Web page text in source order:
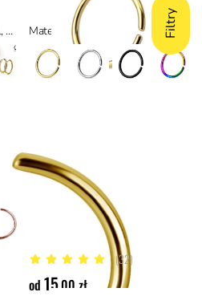
Materiał: stal chirurgiczna 316L, stal Materiał: stal z powłoką PVD, stal
nosa
hipoalergiczne
4.7 z 5 gwiazdek (32)
od 15,00 zł
Filtry